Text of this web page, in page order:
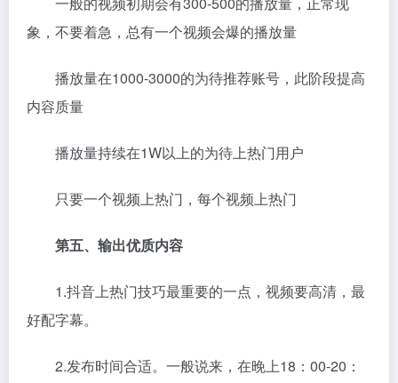
象，不要着急，总有一个视频会爆的播放量
播放量在1000-3000的为待推荐账号，此阶段提高
内容质量
播放量持续在1W以上的为待上热门用户
只要一个视频上热门，每个视频上热门
第五、输出优质内容
1.抖音上热门技巧最重要的一点，视频要高清，最
好配字幕。
2.发布时间合适。一般说来，在晚上18：00-20：